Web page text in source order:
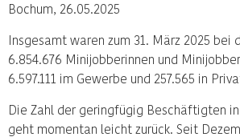
Bochum, 26.05.2025
Insgesamt waren zum 31. März 2025 bei
6.854.676 Minijobberinnen und
6.597.111 im Gewerbe und 257.565 in
Die Zahl der geringfügig Beschäftigten
geht momentan leicht zurück. Seit